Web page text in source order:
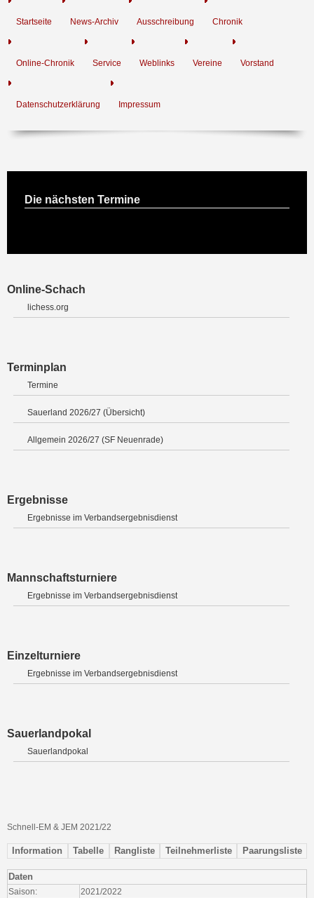
Startseite News-Archiv Ausschreibung Chronik
Online-Chronik Service Weblinks Vereine Vorstand
Datenschutzerklärung Impressum
Die nächsten Termine
Online-Schach
lichess.org
Terminplan
Termine
Sauerland 2026/27 (Übersicht)
Allgemein 2026/27 (SF Neuenrade)
Ergebnisse
Ergebnisse im Verbandsergebnisdienst
Mannschaftsturniere
Ergebnisse im Verbandsergebnisdienst
Einzelturniere
Ergebnisse im Verbandsergebnisdienst
Sauerlandpokal
Sauerlandpokal
Schnell-EM & JEM 2021/22
Information Tabelle Rangliste Teilnehmerliste Paarungsliste
Daten
Saison:
2021/2022